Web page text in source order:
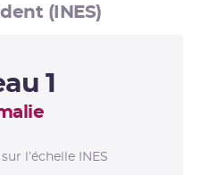
(INES)
1
l’échelle INES